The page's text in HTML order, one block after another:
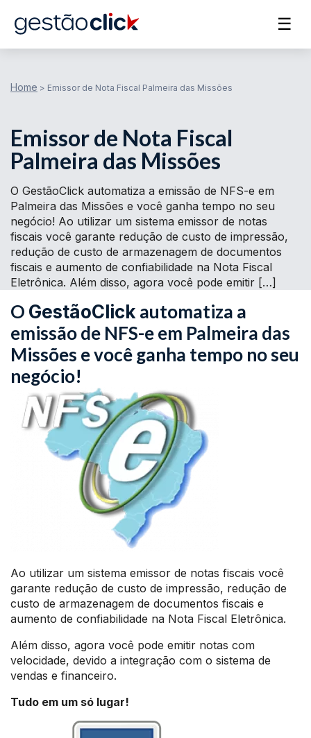
☰
Home > Emissor de Nota Fiscal Palmeira das Missões
Emissor de Nota Fiscal
Palmeira das Missões
O GestãoClick automatiza a emissão de NFS-e em
Palmeira das Missões e você ganha tempo no seu
negócio! Ao utilizar um sistema emissor de notas
fiscais você garante redução de custo de impressão,
redução de custo de armazenagem de documentos
fiscais e aumento de confiabilidade na Nota Fiscal
Eletrônica. Além disso, agora você pode emitir […]
O GestãoClick automatiza a
emissão de NFS-e em Palmeira das
Missões e você ganha tempo no seu
negócio!
Ao utilizar um sistema emissor de notas fiscais você
garante redução de custo de impressão, redução de
custo de armazenagem de documentos fiscais e
aumento de confiabilidade na Nota Fiscal Eletrônica.
Além disso, agora você pode emitir notas com
velocidade, devido a integração com o sistema de
vendas e financeiro.
Tudo em um só lugar!